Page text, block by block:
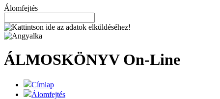
Álomfejtés
ÁLMOSKÖNYV On-Line
Címlap
Álomfejtés